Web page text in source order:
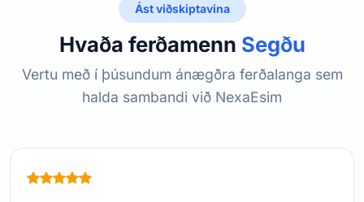
Ást viðskiptavina
Hvaða ferðamenn Segðu
Vertu með í þúsundum ánægðra ferðalanga sem
halda sambandi við NexaEsim